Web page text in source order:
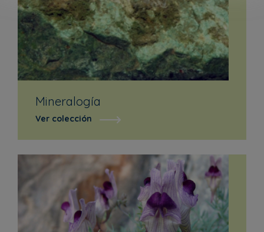
Mineralogía
Ver colección